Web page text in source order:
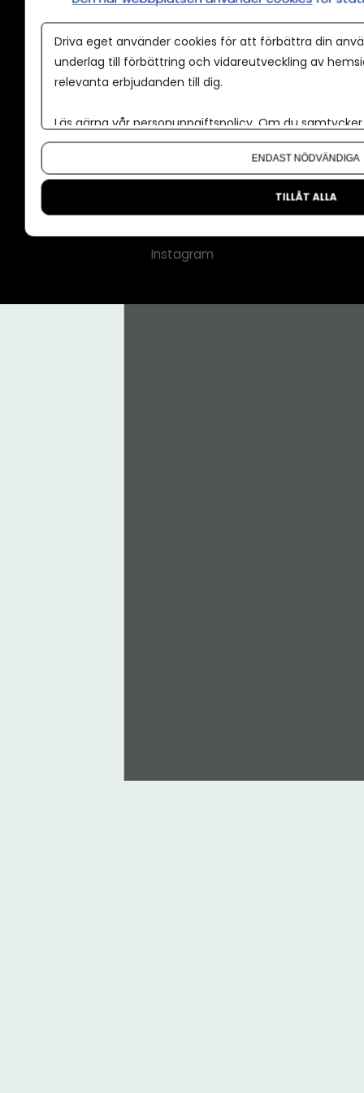
Annonspolicy
Tillgänglighet
Kontakt
Nyhetsbrev
CMS för medier
Instagram
Driva eget använder cookies för att förbättra din
underlag till förbättring och vidareutveckling av
relevanta erbjudanden till dig.
Läs gärna vår personuppgiftspolicy. Om du
Om du vill ändra ditt val i efterhand hittar du den
ENDAST NÖDVÄNDIGA
TILLÅT ALLA